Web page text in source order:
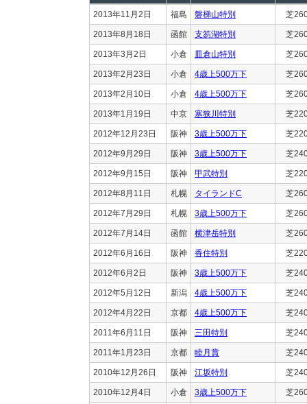
2013年11月2日 福島 磐梯山特別 芝
2013年8月18日 函館 支笏湖特別 芝
2013年3月2日 小倉 皿倉山特別 芝
2013年2月23日 小倉 4歳上500万下 芝
2013年2月10日 小倉 4歳上500万下 芝
2013年1月19日 中京 寒狭川特別 芝
2012年12月23日 阪神 3歳上500万下 芝
2012年9月29日 阪神 3歳上500万下 芝
2012年9月15日 阪神 甲武特別 芝
2012年8月11日 札幌 タイランドC 芝
2012年7月29日 札幌 3歳上500万下 芝
2012年7月14日 函館 横津岳特別 芝
2012年6月16日 阪神 香住特別 芝
2012年6月2日 阪神 3歳上500万下 芝
2012年5月12日 新潟 4歳上500万下 芝
2012年4月22日 京都 4歳上500万下 芝
2011年6月11日 阪神 三田特別 芝
2011年1月23日 京都 睦月賞 芝
2010年12月26日 阪神 江坂特別 芝
2010年12月4日 小倉 3歳上500万下 芝